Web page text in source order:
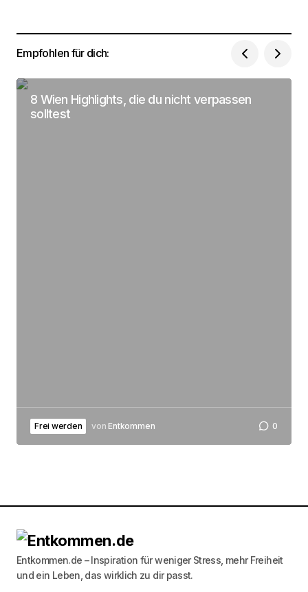
Dein Name*
Deine Email Adresse*
Empfohlen für dich:
8 Wien Highlights, die du nicht verpassen
solltest
Frei werden von Entkommen 0
Entkommen.de – Inspiration für weniger Stress, mehr Freiheit
und ein Leben, das wirklich zu dir passt.